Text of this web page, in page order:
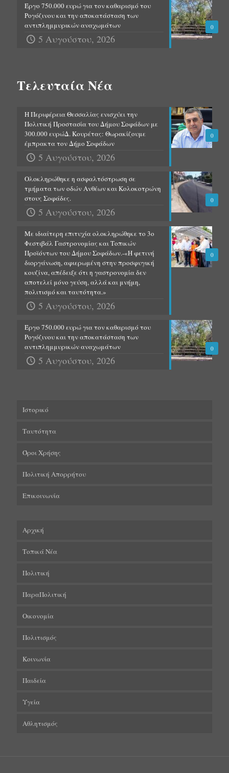
0
Έργο 750.000 ευρώ για τον καθαρισμό του
Ρογόζινου και την αποκατάσταση των
αντιπλημμυρικών αναχωμάτων
5 Αυγούστου, 2026
Τελευταία Νέα
0
Η Περιφέρεια Θεσσαλίας ενισχύει την
Πολιτική Προστασία του Δήμου Σοφάδων με
300.000 ευρώΔ. Κουρέτας: Θωρακίζουμε
έμπρακτα τον Δήμο Σοφάδων
5 Αυγούστου, 2026
0
Ολοκληρώθηκε η ασφαλτόστρωση σε
τμήματα των οδών Ανθέων και Κολοκοτρώνη
στους Σοφάδες.
5 Αυγούστου, 2026
0
Με ιδιαίτερη επιτυχία ολοκληρώθηκε το 3ο
Φεστιβάλ Γαστρονομίας και Τοπικών
Προϊόντων του Δήμου Σοφάδων.-«Η φετινή
διοργάνωση, αφιερωμένη στην προσφυγική
κουζίνα, απέδειξε ότι η γαστρονομία δεν
αποτελεί μόνο γεύση, αλλά και μνήμη,
πολιτισμό και ταυτότητα.»
5 Αυγούστου, 2026
0
Έργο 750.000 ευρώ για τον καθαρισμό του
Ρογόζινου και την αποκατάσταση των
αντιπλημμυρικών αναχωμάτων
5 Αυγούστου, 2026
Ιστορικό
Ταυτότητα
Όροι Χρήσης
Πολιτική Απορρήτου
Επικοινωνία
Αρχική
Τοπικά Νέα
Πολιτική
ΠαραΠολιτική
Οικονομία
Πολιτισμός
Κοινωνία
Παιδεία
Υγεία
Αθλητισμός